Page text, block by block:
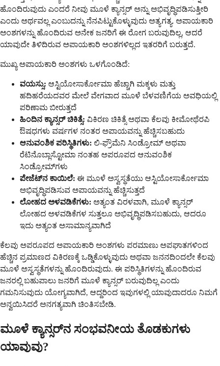
ಹೊಂದಿರುವುದು ಎಂದರೆ ನೀವು ಮೂಳೆ ಕ್ಯಾನ್ಸರ್ ಅನ್ನು ಅಭಿವೃದ್ಧಿಪಡಿಸುತ್ತೀರಿ
ಎಂದು ಅರ್ಥವಲ್ಲ ಎಂಬುದನ್ನು ನೆನಪಿಟ್ಟುಕೊಳ್ಳುವುದು ಅತ್ಯಗತ್ಯ. ಅಪಾಯಕಾರಿ
ಅಂಶಗಳನ್ನು ಹೊಂದಿರುವ ಅನೇಕ ಜನರಿಗೆ ಈ ರೋಗ ಬರುವುದಿಲ್ಲ, ಆದರೆ
ಯಾವುದೇ ತಿಳಿದಿರುವ ಅಪಾಯಕಾರಿ ಅಂಶಗಳಿಲ್ಲದ ಇತರರಿಗೆ ಬರುತ್ತದೆ.
ಮುಖ್ಯ ಅಪಾಯಕಾರಿ ಅಂಶಗಳು ಒಳಗೊಂಡಿದೆ:
ವಯಸ್ಸು: ಆಸ್ಟಿಯೋಸಾರ್ಕೋಮಾ ಹೆಚ್ಚಾಗಿ ಮಕ್ಕಳು ಮತ್ತು
ಹದಿಹರೆಯದವರ ಮೇಲೆ ವೇಗವಾದ ಮೂಳೆ ಬೆಳವಣಿಗೆಯ ಅವಧಿಯಲ್ಲಿ
ಪರಿಣಾಮ ಬೀರುತ್ತದೆ
ಹಿಂದಿನ ಕ್ಯಾನ್ಸರ್ ಚಿಕಿತ್ಸೆ: ವಿಕಿರಣ ಚಿಕಿತ್ಸೆ ಅಥವಾ ಕೆಲವು ಕೀಮೋಥೆರಪಿ
ಔಷಧಗಳು ವರ್ಷಗಳ ನಂತರ ಅಪಾಯವನ್ನು ಹೆಚ್ಚಿಸಬಹುದು
ಆನುವಂಶಿಕ ಪರಿಸ್ಥಿತಿಗಳು: ಲಿ-ಫ್ರೌಮೆನಿ ಸಿಂಡ್ರೋಮ್ ಅಥವಾ
ರೆಟಿನೊಬ್ಲಾಸ್ಟೋಮಾ ನಂತಹ ಅಪರೂಪದ ಆನುವಂಶಿಕ
ಸಿಂಡ್ರೋಮ್‌ಗಳು
ಪೇಜೆಟ್‌ನ ಕಾಯಿಲೆ: ಈ ಮೂಳೆ ಅಸ್ವಸ್ಥತೆಯು ಆಸ್ಟಿಯೋಸಾರ್ಕೋಮಾ
ಅಭಿವೃದ್ಧಿಪಡಿಸುವ ಅಪಾಯವನ್ನು ಹೆಚ್ಚಿಸುತ್ತದೆ
ಲೋಹದ ಅಳವಡಿಕೆಗಳು: ಅತ್ಯಂತ ವಿರಳವಾಗಿ, ಮೂಳೆ ಕ್ಯಾನ್ಸರ್
ಲೋಹದ ಅಳವಡಿಕೆಗಳ ಸುತ್ತಲೂ ಅಭಿವೃದ್ಧಿಪಡಿಸಬಹುದು, ಆದರೂ
ಇದು ಅತ್ಯಂತ ಅಸಾಮಾನ್ಯವಾಗಿದೆ
ಕೆಲವು ಅಪರೂಪದ ಅಪಾಯಕಾರಿ ಅಂಶಗಳು ಪರಮಾಣು ಅಪಘಾತಗಳಿಂದ
ಹೆಚ್ಚಿನ ಪ್ರಮಾಣದ ವಿಕಿರಣಕ್ಕೆ ಒಡ್ಡಿಕೊಳ್ಳುವುದು ಅಥವಾ ಜನನದಿಂದಲೇ ಕೆಲವು
ಮೂಳೆ ಅಸ್ವಸ್ಥತೆಗಳನ್ನು ಹೊಂದಿರುವುದು. ಈ ಪರಿಸ್ಥಿತಿಗಳನ್ನು ಹೊಂದಿರುವ
ಜನರಲ್ಲಿ ಬಹುಪಾಲು ಜನರಿಗೆ ಮೂಳೆ ಕ್ಯಾನ್ಸರ್ ಬರುವುದಿಲ್ಲ ಎಂದು
ಗಮನಿಸುವುದು ಯೋಗ್ಯವಾಗಿದೆ, ಆದ್ದರಿಂದ ಇವುಗಳಲ್ಲಿ ಯಾವುದಾದರೂ ನಿಮಗೆ
ಅನ್ವಯಿಸಿದರೆ ಅನಗತ್ಯವಾಗಿ ಚಿಂತಿಸಬೇಡಿ.
ಮೂಳೆ ಕ್ಯಾನ್ಸರ್‌ನ ಸಂಭವನೀಯ ತೊಡಕುಗಳು
ಯಾವುವು?